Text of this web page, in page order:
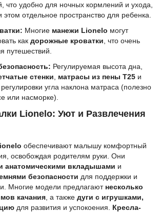
что удобно для ночных кормлений и ухода,
этом отдельное пространство для ребенка.
Многие манежи Lionelo могут
как дорожные кроватки , что очень
путешествий.
Регулируемая высота дна,
стенки
матрасы из пены T25 и
угла наклона матраса (полезно
или насморке).
Lionelo: Уют и Развлечения
обеспечивают малышу комфортный
освобождая родителям руки. Они
анатомическими вкладышами и
безопасности для поддержки и
Многие модели предлагают несколько
качания , а также дуги с игрушками,
для развития и успокоения. Кресла-